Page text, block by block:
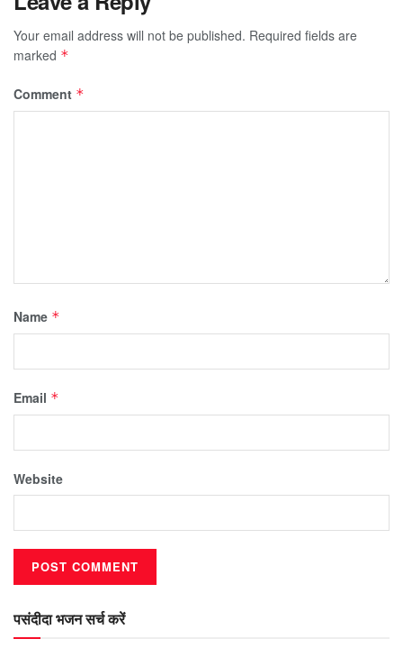
Your email address will not be published. Required fields are
marked *
Comment *
Name *
Email *
Website
पसंदीदा भजन सर्च करें